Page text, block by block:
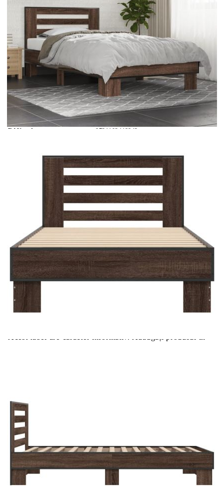
В наличност: 1 бр.
Време за доставка: 5 до 9 дни
Безплатна доставка до адрес при плащане по банков път
Цвят:
Кафяв дъб
EAN code:
8721102448843
Максимална
100 кг
За матрак с размери:
90 x 190 cм (Ш x Д) (матракът не е
включен)
Материал на ламела:
Шперплат
Купи на изплащане
Credit calculator
Рамка за легло, кафяв дъб, 90x190 см, инженерно
дърво и метал
Please select credit institution
Цена на продукта:
€106.00
Extraction of information from credit institutions
Предоставената таблица е с информационна цел.
Добавете продукта в количката си с бутона "Добави в
количката" и при поръчка ще можете да изберете броя
вноски на кредита.
Предоставената таблица е с информационна цел.
Добавете продукта в количката си с бутона "Добави в
количката" и при поръчка ще можете да изберете броя
вноски на кредита.
Предоставената таблица е с информационна цел.
Добавете продукта в количката си с бутона "Добави в